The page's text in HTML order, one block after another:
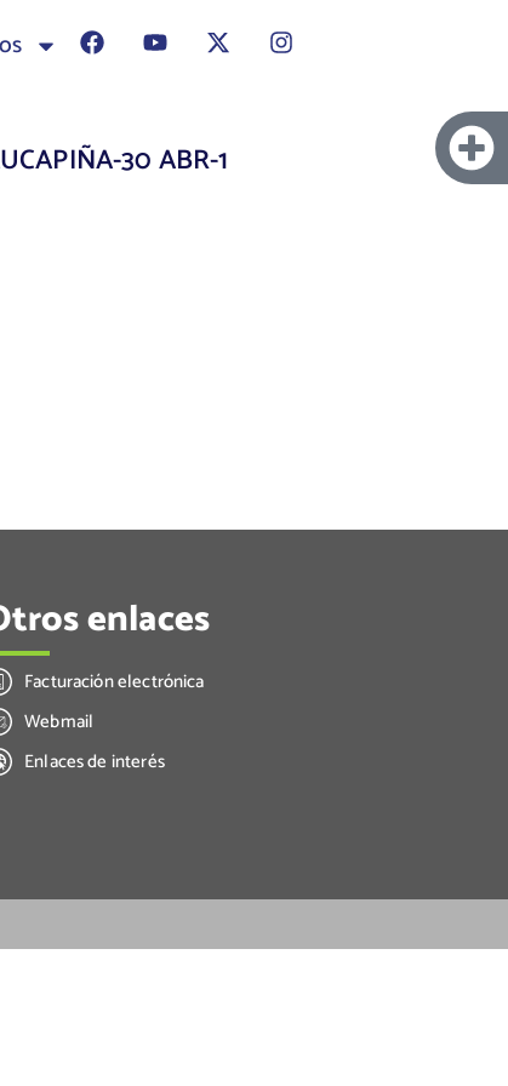
30 ABR-1
enlaces
Facturación electrónica
Webmail
Enlaces de interés